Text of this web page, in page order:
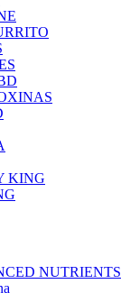
KING
NUTRIENTS